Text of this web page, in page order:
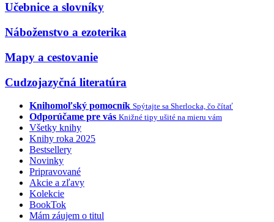
Učebnice a slovníky
Náboženstvo a ezoterika
Mapy a cestovanie
Cudzojazyčná literatúra
Knihomoľský pomocník Spýtajte sa Sherlocka, čo čítať
Odporúčame pre vás Knižné tipy ušité na mieru vám
Všetky knihy
Knihy roka 2025
Bestsellery
Novinky
Pripravované
Akcie a zľavy
Kolekcie
BookTok
Mám záujem o titul